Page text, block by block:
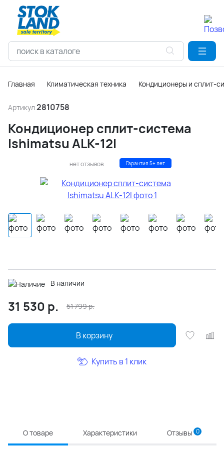
Главная Климатическая техника Кондиционеры и сплит-
Артикул 2810758
Кондиционер сплит-система
Ishimatsu ALK-12I
нет отзывов Гарантия 5+ лет
В наличии
31 530 р. 51 799р.
В корзину
Купить в 1 клик
О товаре Характеристики Отзывы 0